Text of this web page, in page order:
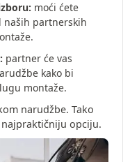
moći ćete
naših partnerskih
partner će vas
kako bi
montaže.
narudžbe. Tako
opciju.